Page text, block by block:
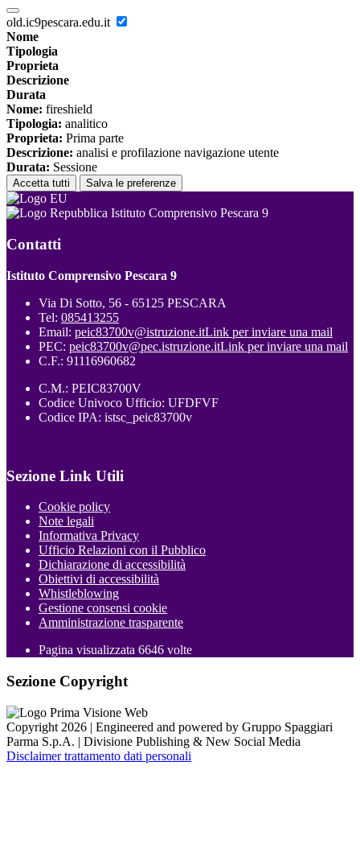
old.ic9pescara.edu.it
Nome
Tipologia
Proprieta
Descrizione
Durata
Nome: fireshield
Tipologia: analitico
Proprieta: Prima parte
Descrizione: analisi e profilazione navigazione utente
Durata: Sessione
Accetta tutti Salva le preferenze
Istituto Comprensivo Pescara 9
Contatti
Istituto Comprensivo Pescara 9
Via Di Sotto, 56 - 65125 PESCARA
Tel: 085413255
Email: peic83700v@istruzione.itLink per inviare una mail
PEC: peic83700v@pec.istruzione.itLink per inviare una mail
C.F.: 91116960682
C.M.: PEIC83700V
Codice Univoco Ufficio: UFDFVF
Codice IPA: istsc_peic83700v
Sezione Link Utili
Cookie policy
Note legali
Informativa Privacy
Ufficio Relazioni con il Pubblico
Dichiarazione di accessibilità
Obiettivi di accessibilità
Whistleblowing
Gestione consensi cookie
Amministrazione trasparente
Pagina visualizzata 6646 volte
Sezione Copyright
Copyright 2026 | Engineered and powered by Gruppo Spaggiari
Parma S.p.A. | Divisione Publishing & New Social Media
Disclaimer trattamento dati personali